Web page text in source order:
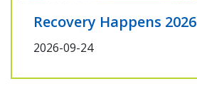
Recovery Happens 2026
2026-09-24